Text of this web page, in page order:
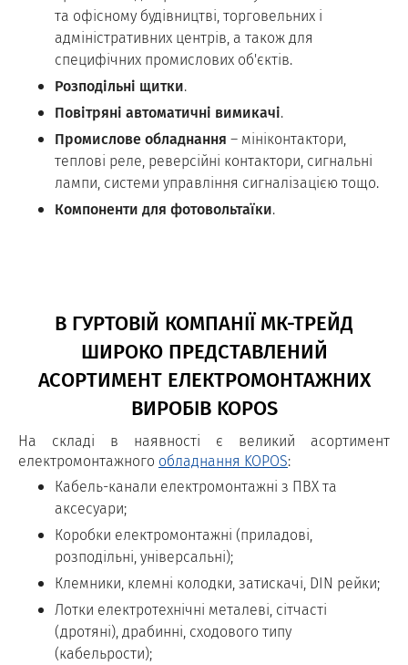
та офісному будівництві, торговельних і
адміністративних центрів, а також для
специфічних промислових об'єктів.
Розподільні щитки.
Повітряні автоматичні вимикачі.
Промислове обладнання – мініконтактори,
теплові реле, реверсійні контактори, сигнальні
лампи, системи управління сигналізацією тощо.
Компоненти для фотовольтаїки.
В ГУРТОВІЙ КОМПАНІЇ МК-ТРЕЙД
ШИРОКО ПРЕДСТАВЛЕНИЙ
АСОРТИМЕНТ ЕЛЕКТРОМОНТАЖНИХ
ВИРОБІВ KOPOS
На складі в наявності є великий асортимент
електромонтажного обладнання KOPOS:
Кабель-канали електромонтажні з ПВХ та
аксесуари;
Коробки електромонтажні (приладові,
розподільні, універсальні);
Клемники, клемні колодки, затискачі, DIN рейки;
Лотки електротехнічні металеві, сітчасті
(дротяні), драбинні, сходового типу
(кабельрости);